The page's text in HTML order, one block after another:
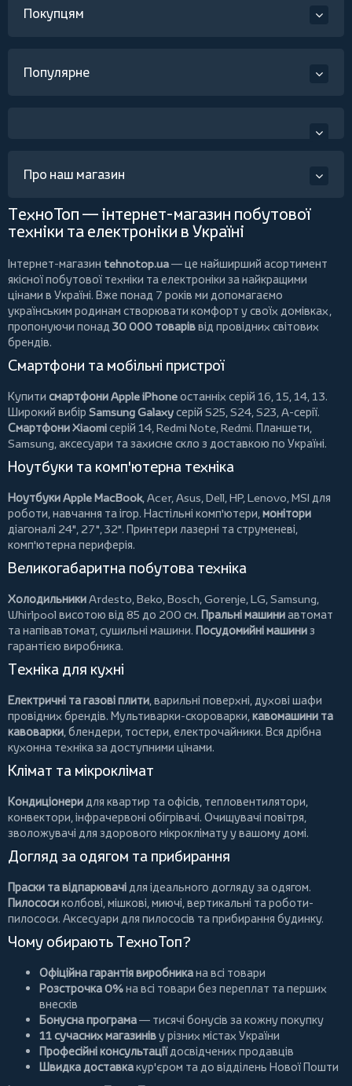
Покупцям
Популярне
Про наш магазин
ТехноТоп — інтернет-магазин побутової
техніки та електроніки в Україні
Інтернет-магазин tehnotop.ua— це найширший асортимент
якісної побутової техніки та електроніки за найкращими
цінами в Україні. Вже понад 7 років ми допомагаємо
українським родинам створювати комфорт у своїх домівках,
пропонуючи понад 30 000 товаріввід провідних світових
брендів.
Смартфони та мобільні пристрої
Купити смартфони Apple iPhoneостанніх серій 16, 15, 14, 13.
Широкий вибір Samsung Galaxyсерій S25, S24, S23, A-серії.
Смартфони Xiaomiсерій 14, Redmi Note, Redmi. Планшети,
Samsung, аксесуари тазахисне скло з доставкою по Україні.
Ноутбуки та комп'ютерна техніка
Ноутбуки Apple MacBook,Acer,Asus,Dell,HP,Lenovo,MSI для
роботи, навчання та ігор. Настільні комп'ютери,монітори
діагоналі 24", 27", 32". Принтери лазерні та струменеві,
комп'ютерна периферія.
Великогабаритна побутова техніка
ХолодильникиArdesto,Beko,Bosch,Gorenje,LG,Samsung,
Whirlpool висотою від 85 до 200 см. Пральні машиниавтомат
та напівавтомат,сушильні машини. Посудомийні машиниз
гарантією виробника.
Техніка для кухні
Електричні та газові плити, варильні поверхні, духові шафи
провідних брендів. Мультиварки-скороварки,кавомашини та
кавоварки,блендери, тостери,електрочайники. Вся дрібна
кухонна техніка за доступними цінами.
Клімат та мікроклімат
Кондиціонеридля квартир та офісів, тепловентилятори,
конвектори,інфрачервоні обігрівачі. Очищувачі повітря,
зволожувачі для здорового мікроклімату у вашому домі.
Догляд за одягом та прибирання
Праски та відпарювачідля ідеального догляду за одягом.
Пилососиколбові,мішкові,миючі,вертикальні тароботи-
пилососи. Аксесуари для пилососів та прибирання будинку.
Чому обирають ТехноТоп?
Офіційна гарантія виробникана всі товари
Розстрочка 0%на всі товари без переплат та перших
внесків
Бонусна програма— тисячі бонусів за кожну покупку
11 сучасних магазиніву різних містах України
Професійні консультаціїдосвідчених продавців
Швидка доставкакур'єром та до відділень Нової Пошти